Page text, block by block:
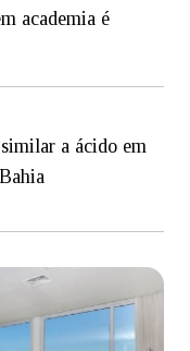
academia é
a ácido em